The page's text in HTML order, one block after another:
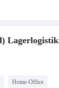
Lagerlogistik
Home-Office